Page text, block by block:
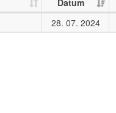
Datum
28. 07. 2024